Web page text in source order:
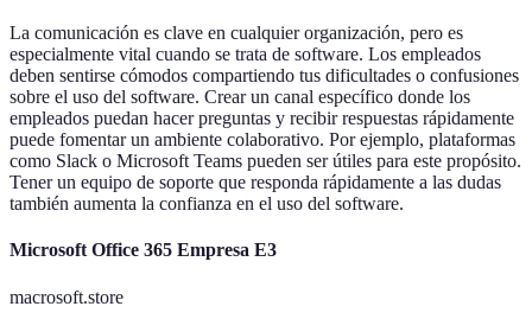
La comunicación es clave en cualquier organización, pero es
especialmente vital cuando se trata de software. Los empleados
deben sentirse cómodos compartiendo tus dificultades o confusiones
sobre el uso del software. Crear un canal específico donde los
empleados puedan hacer preguntas y recibir respuestas rápidamente
puede fomentar un ambiente colaborativo. Por ejemplo, plataformas
como Slack o Microsoft Teams pueden ser útiles para este propósito.
Tener un equipo de soporte que responda rápidamente a las dudas
también aumenta la confianza en el uso del software.
Microsoft Office 365 Empresa E3
macrosoft.store